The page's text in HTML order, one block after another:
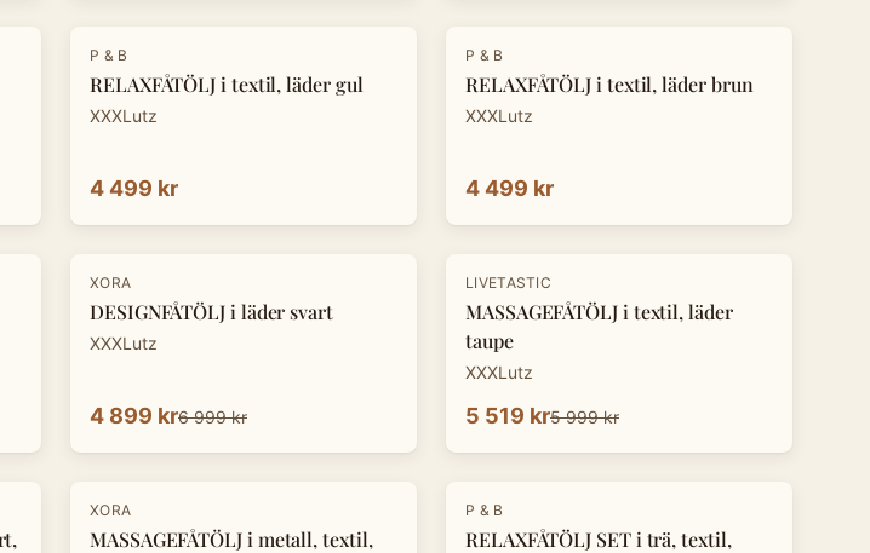
P & B
RELAXFÅTÖLJ i textil, läder gul
XXXLutz
4 499 kr
P & B
RELAXFÅTÖLJ i textil, läder brun
XXXLutz
4 499 kr
-30%
XORA
DESIGNFÅTÖLJ i läder svart
XXXLutz
4 899 kr6 999 kr
- 8%
LIVETASTIC
MASSAGEFÅTÖLJ i textil, läder
taupe
XXXLutz
5 519 kr5 999 kr
-30%
XORA
MASSAGEFÅTÖLJ i metall, textil,
P & B
RELAXFÅTÖLJ SET i trä, textil,